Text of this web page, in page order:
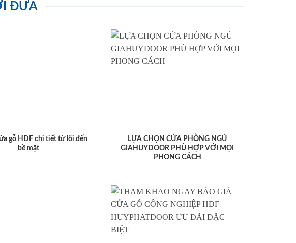
ĐƯA
gỗ HDF chi tiết từ lõi đến
bề mặt
LỰA CHỌN CỬA PHÒNG NGỦ
GIAHUYDOOR PHÙ HỢP VỚI MỌI
PHONG CÁCH